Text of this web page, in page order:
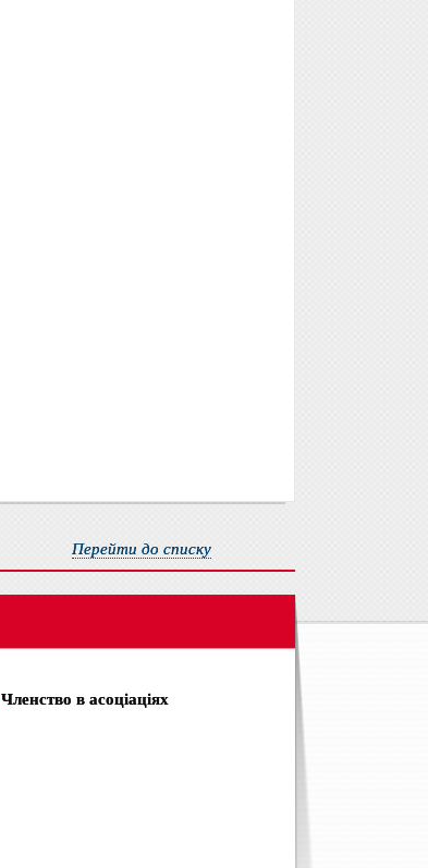
Перейти до списку
Членство в асоціаціях